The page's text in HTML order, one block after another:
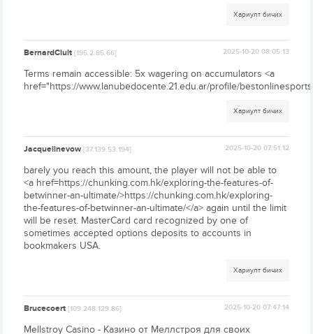
Хариулт бичих
BernardClult[195.2.85.66] 2025-10-20 08:05:13
Terms remain accessible: 5x wagering on accumulators <a
href="https://www.lanubedocente.21.edu.ar/profile/
Хариулт бичих
Jacquelinevow[37.139.53.194] 2025-10-20 07:51:12
barely you reach this amount, the player will not be able to
<a href=https://chunking.com.hk/exploring-the-features-of-
betwinner-an-ultimate/>https://chunking.com.hk/exploring-
the-features-of-betwinner-an-ultimate/</a> again until the limit
will be reset. MasterCard card recognized by one of
sometimes accepted options deposits to accounts in
bookmakers USA.
Хариулт бичих
Brucecoert[109.248.129.86] 2025-10-20 07:47:14
Mellstroy Casino - Казино от Меллстроя для своих